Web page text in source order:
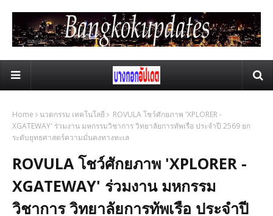
Home นวตกรรม เทคโนโลยี
ROVULA โชว์ศักยภาพ 'XPLORER -
XGATEWAY' ร่วมงาน มหกรรมวิชาการ วิทยาลัยการทัพเรือ ประจำปี 2569 ยก
ระดับยุทธศาสตร์ความมั่นคงทางทะเล
ROVULA โชว์ศักยภาพ 'XPLORER -
XGATEWAY' ร่วมงาน มหกรรม
วิชาการ วิทยาลัยการทัพเรือ ประจำปี